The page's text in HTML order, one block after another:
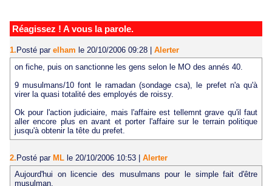
Réagissez ! A vous la parole.
1. Posté par elham le 20/10/2006 09:28
Alerter
on fiche, puis on sanctionne les gens selon le MO des annés 40.
9 musulmans/10 font le ramadan (sondage csa), le prefet n'a qu'à
virer la quasi totalité des employés de roissy.
Ok pour l'action judiciaire, mais l'affaire est tellemnt grave qu'il faut
aller encore plus en avant et porter l'affaire sur le terrain politique
jusqu'à obtenir la tête du prefet.
2.Posté par ML le 20/10/2006 10:53 | Alerter
Aujourd'hui on licencie des musulmans pour le simple fait d'être
musulman.